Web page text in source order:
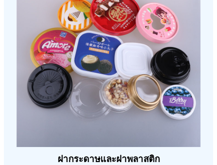
ฝากระดาษและฝาพลาสติก